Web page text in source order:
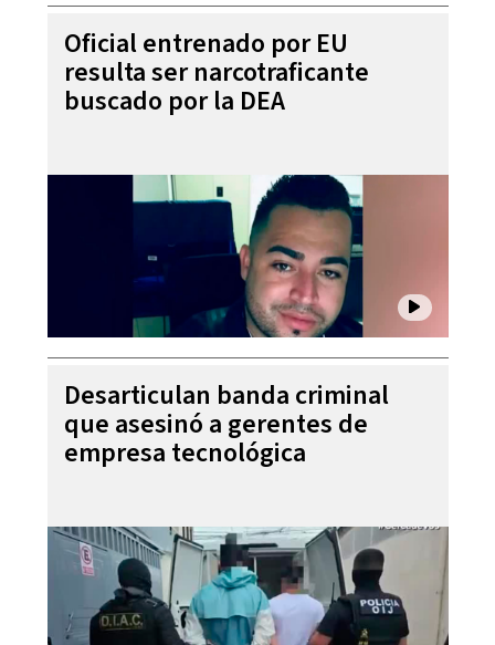
Oficial entrenado por EU
resulta ser narcotraficante
buscado por la DEA
Desarticulan banda criminal
que asesinó a gerentes de
empresa tecnológica